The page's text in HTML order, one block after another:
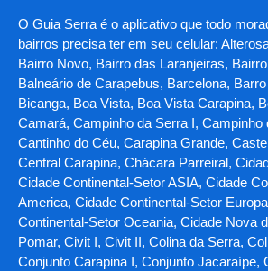
O Guia Serra é o aplicativo que todo
bairros precisa ter em seu celular:
Bairro Novo, Bairro das Laranjeiras,
Balneário de Carapebus, Barcelona,
Bicanga, Boa Vista, Boa Vista Carapina,
Camará, Campinho da Serra I, Campinho
Cantinho do Céu, Carapina Grande,
Central Carapina, Chácara Parreiral,
Cidade Continental-Setor ASIA, Cidade
America, Cidade Continental-Setor
Continental-Setor Oceania, Cidade Nova
Pomar, Civit I, Civit II, Colina da Serra,
Conjunto Carapina I, Conjunto Jacaraípe,